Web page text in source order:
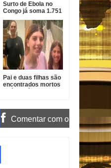
Surto de Ebola no
Congo já soma 1.751
Pai e duas filhas são
encontrados mortos
Comentar com o